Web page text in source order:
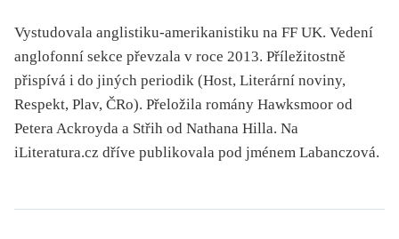
SLOUPEK
ILIGLOSA
Vystudovala anglistiku-amerikanistiku na FF UK. Vedení
anglofonní sekce převzala v roce 2013. Příležitostně
přispívá i do jiných periodik (Host, Literární noviny,
Respekt, Plav, ČRo). Přeložila romány Hawksmoor od
Petera Ackroyda a Střih od Nathana Hilla. Na
iLiteratura.cz dříve publikovala pod jménem Labanczová.